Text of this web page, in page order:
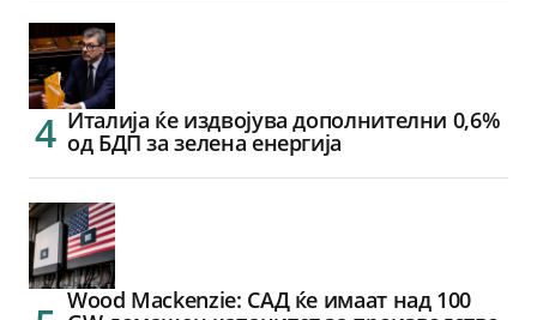
Италија ќе издвојува дополнителни 0,6%
од БДП за зелена енергија
Wood Mackenzie: САД ќе имаат над 100